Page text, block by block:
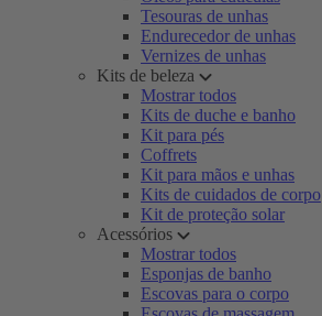
Tesouras de unhas
Endurecedor de unhas
Vernizes de unhas
Kits de beleza
Mostrar todos
Kits de duche e banho
Kit para pés
Coffrets
Kit para mãos e unhas
Kits de cuidados de corpo
Kit de proteção solar
Acessórios
Mostrar todos
Esponjas de banho
Escovas para o corpo